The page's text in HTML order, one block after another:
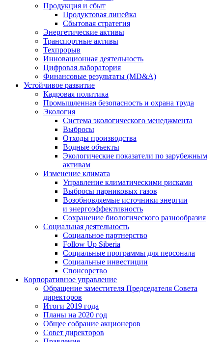
Продукция и сбыт
Продуктовая линейка
Сбытовая стратегия
Энергетические активы
Транспортные активы
Техпрорыв
Инновационная деятельность
Цифровая лаборатория
Финансовые результаты (MD&A)
Устойчивое развитие
Кадровая политика
Промышленная безопасность и охрана труда
Экология
Система экологического менеджмента
Выбросы
Отходы производства
Водные объекты
Экологические показатели по зарубежным
активам
Изменение климата
Управление климатическими рисками
Выбросы парниковых газов
Возобновляемые источники энергии
и энергоэффективность
Сохранение биологического разнообразия
Социальная деятельность
Социальное партнерство
Follow Up Siberia
Социальные программы для персонала
Социальные инвестиции
Спонсорство
Корпоративное управление
Обращение заместителя Председателя Совета
директоров
Итоги 2019 года
Планы на 2020 год
Общее собрание акционеров
Совет директоров